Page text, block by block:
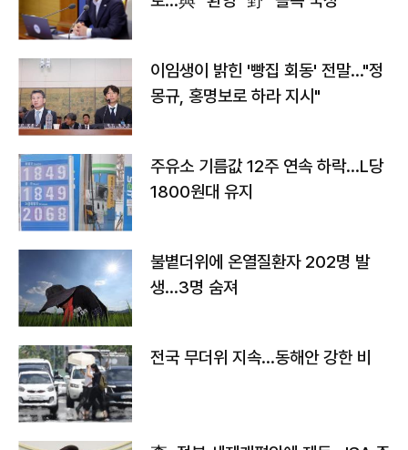
이임생이 밝힌 '빵집 회동' 전말…"정
몽규, 홍명보로 하라 지시"
주유소 기름값 12주 연속 하락…L당
1800원대 유지
불볕더위에 온열질환자 202명 발
생…3명 숨져
전국 무더위 지속…동해안 강한 비